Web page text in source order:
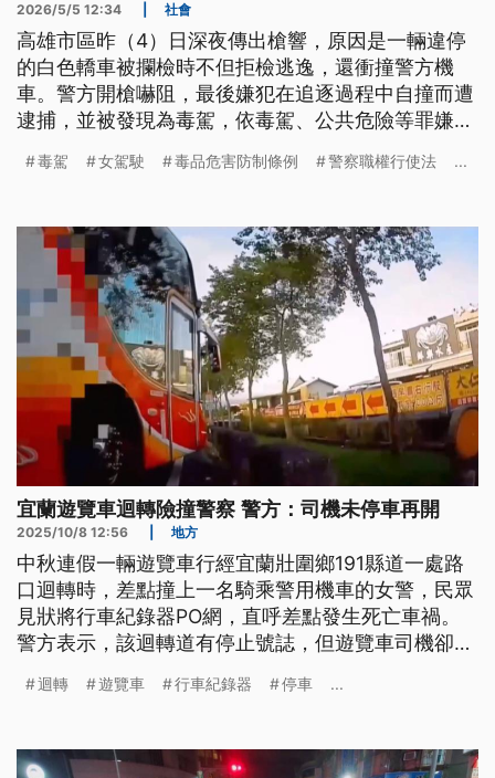
2026/5/5 12:34 社會
高雄市區昨（4）日深夜傳出槍響，原因是一輛違停
的白色轎車被攔檢時不但拒檢逃逸，還衝撞警方機
車。警方開槍嚇阻，最後嫌犯在追逐過程中自撞而遭
逮捕，並被發現為毒駕，依毒駕、公共危險等罪嫌移
2命；警政署表示會持續強力執法，並推動包含提高
毒駕 女駕駛 毒品危害防制條例 警察職權行使法 ...
宜蘭遊覽車迴轉險撞警察 警方：司機未停車再開
2025/10/8 12:56 地方
中秋連假一輛遊覽車行經宜蘭壯圍鄉191縣道一處路
口迴轉時，差點撞上一名騎乘警用機車的女警，民眾
見狀將行車紀錄器PO網，直呼差點發生死亡車禍。
警方表示，該迴轉道有停止號誌，但遊覽車司機卻未
駛到案。
迴轉 遊覽車 行車紀錄器 停車 ...